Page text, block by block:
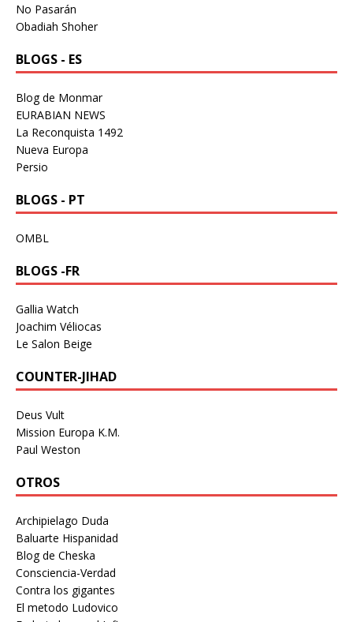
No Pasarán
Obadiah Shoher
BLOGS - ES
Blog de Monmar
EURABIAN NEWS
La Reconquista 1492
Nueva Europa
Persio
BLOGS - PT
OMBL
BLOGS -FR
Gallia Watch
Joachim Véliocas
Le Salon Beige
COUNTER-JIHAD
Deus Vult
Mission Europa K.M.
Paul Weston
OTROS
Archipielago Duda
Baluarte Hispanidad
Blog de Cheska
Consciencia-Verdad
Contra los gigantes
El metodo Ludovico